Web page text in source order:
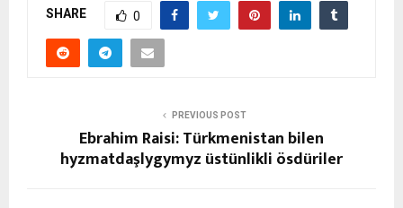
SHARE 0
PREVIOUS POST
Ebrahim Raisi: Türkmenistan bilen
hyzmatdaşlygymyz üstünlikli ösdüriler